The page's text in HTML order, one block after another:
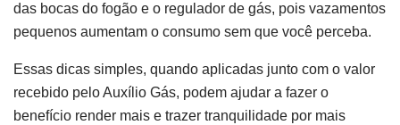
das bocas do fogão e o regulador de gás, pois vazamentos
pequenos aumentam o consumo sem que você perceba.
Essas dicas simples, quando aplicadas junto com o valor
recebido pelo Auxílio Gás, podem ajudar a fazer o
benefício render mais e trazer tranquilidade por mais